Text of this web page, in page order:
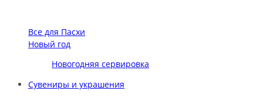
Все для Пасхи
Новый год
Новогодняя сервировка
Сувениры и украшения